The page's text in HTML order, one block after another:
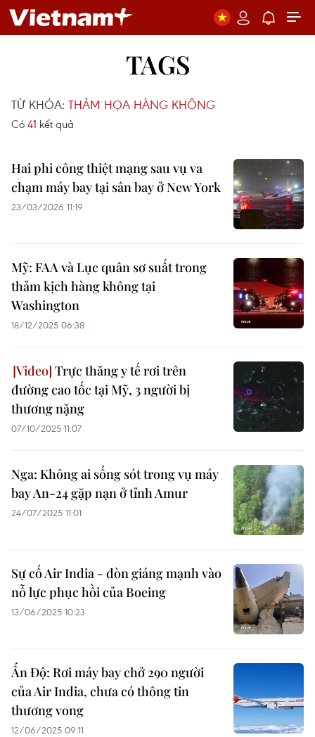
TAGS
TỪ KHÓA: THẢM HỌA HÀNG KHÔNG
Có 41 kết quả
Hai phi công thiệt mạng sau vụ va
chạm máy bay tại sân bay ở New York
23/03/2026 11:19
Mỹ: FAA và Lục quân sơ suất trong
thảm kịch hàng không tại
Washington
18/12/2025 06:38
Trực thăng y tế rơi trên
đường cao tốc tại Mỹ, 3 người bị
thương nặng
07/10/2025 11:07
Nga: Không ai sống sót trong vụ máy
bay An-24 gặp nạn ở tỉnh Amur
24/07/2025 11:01
Sự cố Air India - đòn giáng mạnh vào
nỗ lực phục hồi của Boeing
13/06/2025 10:23
Ấn Độ: Rơi máy bay chở 290 người
của Air India, chưa có thông tin
thương vong
12/06/2025 09:11